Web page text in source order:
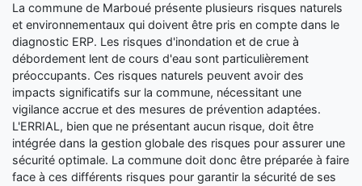
La commune de Marboué présente plusieurs risques naturels
et environnementaux qui doivent être pris en compte dans le
diagnostic ERP. Les risques d'inondation et de crue à
débordement lent de cours d'eau sont particulièrement
préoccupants. Ces risques naturels peuvent avoir des
impacts significatifs sur la commune, nécessitant une
vigilance accrue et des mesures de prévention adaptées.
L'ERRIAL, bien que ne présentant aucun risque, doit être
intégrée dans la gestion globale des risques pour assurer une
sécurité optimale. La commune doit donc être préparée à faire
face à ces différents risques pour garantir la sécurité de ses